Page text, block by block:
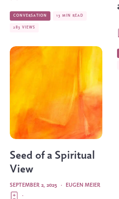
CONVERSATION 13 MIN READ
283 VIEWS
Seed of a Spiritual
View
EUGEN MEIER
·
SEPTEMBER 2, 2025
·